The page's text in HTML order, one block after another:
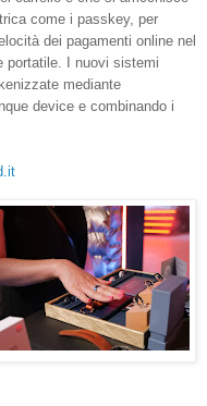
come i passkey, per
dei pagamenti online nel
portatile. I nuovi sistemi
mediante
device e combinando i